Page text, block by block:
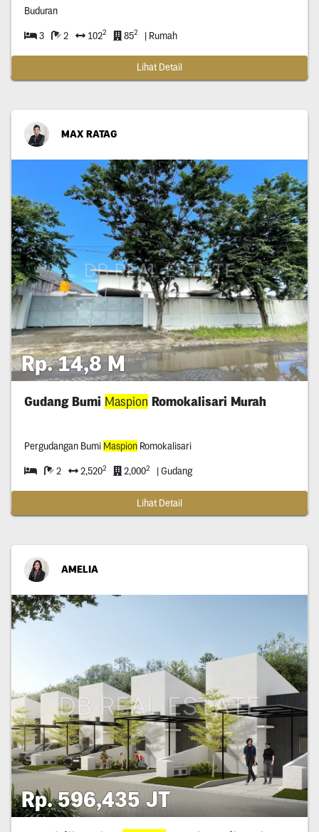
Buduran
3 2 1022 852 | Rumah
Lihat Detail
MAX RATAG
Rp. 14,8 M
Gudang Bumi Maspion Romokalisari Murah
Pergudangan Bumi MaspionRomokalisari
2 2,5202 2,0002 | Gudang
Lihat Detail
AMELIA
Rp. 596,435 JT